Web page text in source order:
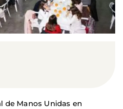
de Manos Unidas en